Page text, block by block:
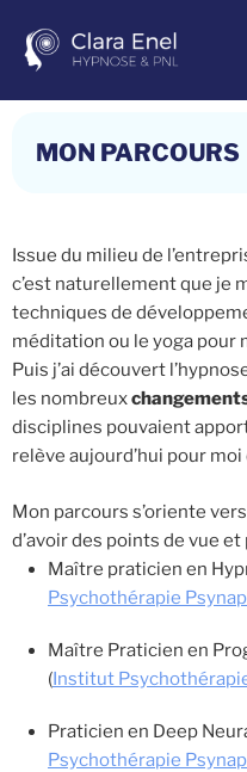
MON PARCOURS
Issue du milieu de
c’est naturellement que je
techniques de
méditation ou le yoga pour
Puis j’ai découvert
les nombreux
disciplines pouvaient
relève aujourd’hui pour moi
Mon parcours s’oriente
d’avoir des points de vue
Maître praticien en
Psychothérapie
Maître Praticien en
(Institut
Praticien en Deep
Psychothérapie